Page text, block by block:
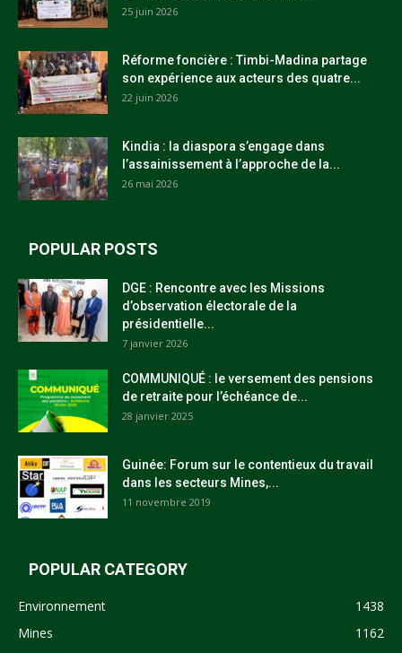
25 juin 2026
Réforme foncière : Timbi-Madina partage
son expérience aux acteurs des quatre...
22 juin 2026
Kindia : la diaspora s’engage dans
l’assainissement à l’approche de la...
26 mai 2026
POPULAR POSTS
DGE : Rencontre avec les Missions
d’observation électorale de la
présidentielle...
7 janvier 2026
COMMUNIQUÉ : le versement des pensions
de retraite pour l’échéance de...
28 janvier 2025
Guinée: Forum sur le contentieux du travail
dans les secteurs Mines,...
11 novembre 2019
POPULAR CATEGORY
Environnement
1438
Mines
1162